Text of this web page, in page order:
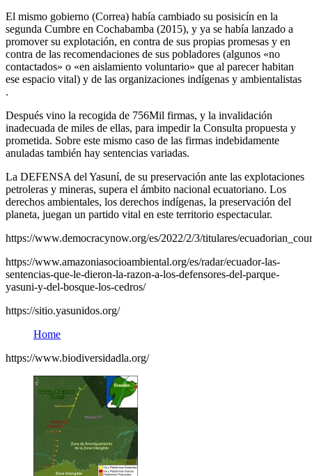
El mismo gobierno (Correa) había cambiado su posisicín en la
segunda Cumbre en Cochabamba (2015), y ya se había lanzado a
promover su explotación, en contra de sus propias promesas y en
contra de las recomendaciones de sus pobladores (algunos «no
contactados» o «en aislamiento voluntario» que al parecer habitan
ese espacio vital) y de las organizaciones indígenas y ambientalistas
.
Después vino la recogida de 756Mil firmas, y la invalidación
inadecuada de miles de ellas, para impedir la Consulta propuesta y
prometida. Sobre este mismo caso de las firmas indebidamente
anuladas también hay sentencias variadas.
La DEFENSA del Yasuní, de su preservación ante las explotaciones
petroleras y mineras, supera el ámbito nacional ecuatoriano. Los
derechos ambientales, los derechos indígenas, la preservación del
planeta, juegan un partido vital en este territorio espectacular.
https://www.democracynow.org/es/2022/2/3/titulares/
https://www.amazoniasocioambiental.org/es/radar/ecuador-las-
sentencias-que-le-dieron-la-razon-a-los-defensores-del-parque-
yasuni-y-del-bosque-los-cedros/
https://sitio.yasunidos.org/
Home
https://www.biodiversidadla.org/